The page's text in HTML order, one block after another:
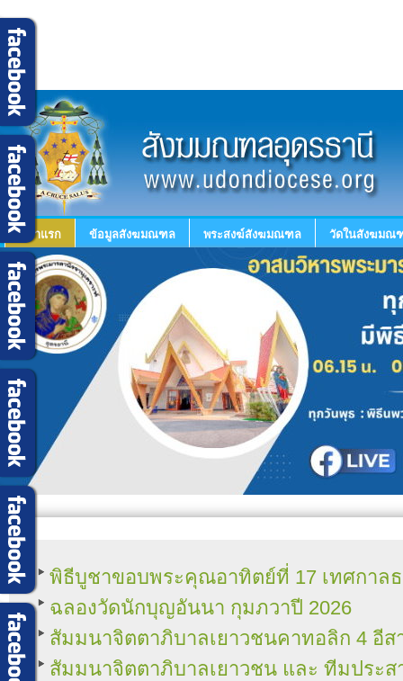
หน้าแรก ข้อมูลสังฆมณฑล พระสงฆ์สังฆมณฑล วัดในสังฆมณ
พิธีบูชาขอบพระคุณอาทิตย์ที่ 17 เทศกาลธ
ฉลองวัดนักบุญอันนา กุมภวาปี 2026
สัมมนาจิตตาภิบาลเยาวชนคาทอลิก 4 อีส
สัมมนาจิตตาภิบาลเยาวชน และ ทีมประส